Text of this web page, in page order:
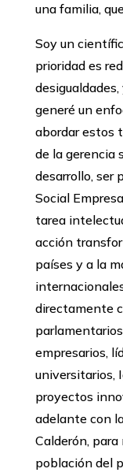
una familia,
Soy un
prioridad es
generé un
abordar estos
de la gerencia
desarrollo, ser
Social
tarea
acción
países y a la
directamente
empresarios,
universitarios,
proyectos
adelante con
Calderón,
población del